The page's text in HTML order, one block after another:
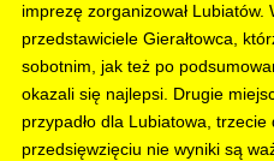
imprezę zorganizował
przedstawiciele Gierałtowca,
sobotnim, jak też po
okazali się najlepsi. Drugie
przypadło dla Lubiatowa, trzecie
przedsięwzięciu nie wyniki są